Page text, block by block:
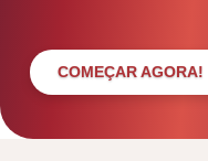
COMEÇAR AGORA!